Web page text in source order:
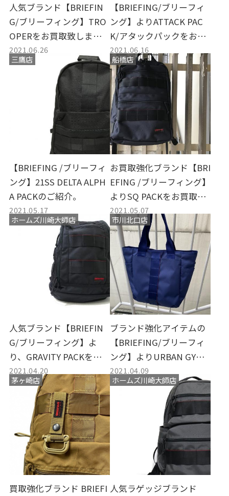
人気ブランド【BRIEFIN
G/ブリーフィング】TRO
OPERをお買取致しまし
た。
2021.06.26
【BRIEFING/ブリーフィ
ング】よりATTACK PAC
K/アタックパックをお買
取り致しました。
2021.06.16
三鷹店
【BRIEFING /ブリーフィ
ング】21SS DELTA ALPH
A PACKのご紹介。
2021.05.17
船橋店
お買取強化ブランド【BRI
EFING /ブリーフィング】
よりSQ PACKをお買取致
しました。
2021.05.07
ホームズ川崎大師店
人気ブランド【BRIEFIN
G/ブリーフィング】よ
り、GRAVITY PACKを買
取入荷致しました。
2021.04.20
市川北口店
ブランド強化アイテムの
【BRIEFING/ブリーフィ
ング】よりURBAN GYM T
ALL TOTEが入荷しました
2021.04.09
茅ヶ崎店
買取強化ブランド BRIEFI
ホームズ川崎大師店
人気ラゲッジブランド